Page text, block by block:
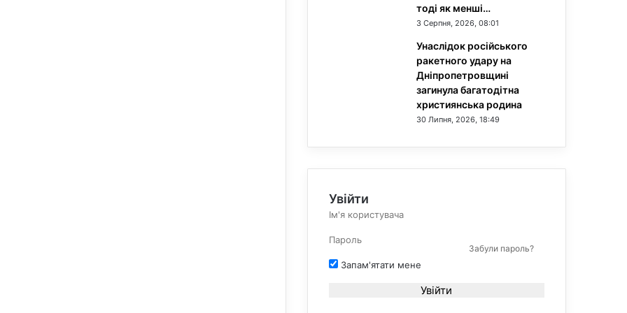
тоді як менші…
3 Серпня, 2026, 08:01
Унаслідок російського
ракетного удару на
Дніпропетровщині
загинула багатодітна
християнська родина
30 Липня, 2026, 18:49
Увійти
Забули пароль?
Запам'ятати мене
Увійти